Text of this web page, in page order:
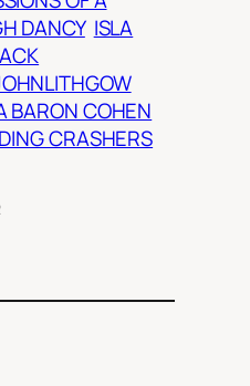
DANCY ISLA
BARON COHEN
CRASHERS